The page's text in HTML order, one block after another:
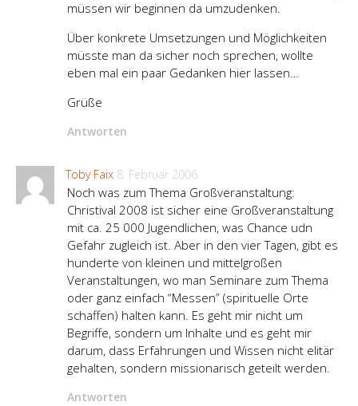
müssen wir beginnen da umzudenken.
Über konkrete Umsetzungen und Möglichkeiten
müsste man da sicher noch sprechen, wollte
eben mal ein paar Gedanken hier lassen…
Grüße
Antworten
Toby Faix 8. Februar 2006
Noch was zum Thema Großveranstaltung:
Christival 2008 ist sicher eine Großveranstaltung
mit ca. 25 000 Jugendlichen, was Chance udn
Gefahr zugleich ist. Aber in den vier Tagen, gibt es
hunderte von kleinen und mittelgroßen
Veranstaltungen, wo man Seminare zum Thema
oder ganz einfach “Messen” (spirituelle Orte
schaffen) halten kann. Es geht mir nicht um
Begriffe, sondern um Inhalte und es geht mir
darum, dass Erfahrungen und Wissen nicht elitär
gehalten, sondern missionarisch geteilt werden.
Antworten